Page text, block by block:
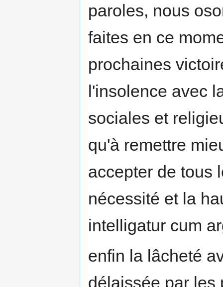
paroles, nous
faites en ce
prochaines
l'insolence avec
sociales et
qu'à remettre
accepter de tous
nécessité et la
intelligatur cum
enfin la lâcheté
délaissée par les